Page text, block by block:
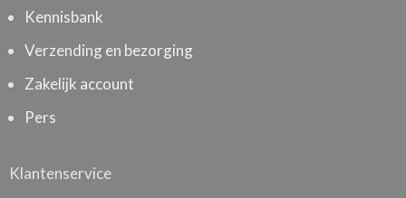
Kennisbank
Verzending en bezorging
Zakelijk account
Pers
Klantenservice